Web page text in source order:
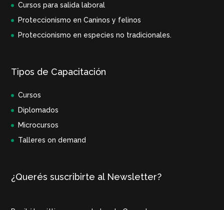
Cursos para salida laboral
Proteccionismo en Caninos y felinos
Proteccionismo en especies no tradicionales.
Tipos de Capacitación
Cursos
Diplomados
Microcursos
Talleres on demand
¿Querés suscribirte al Newsletter?